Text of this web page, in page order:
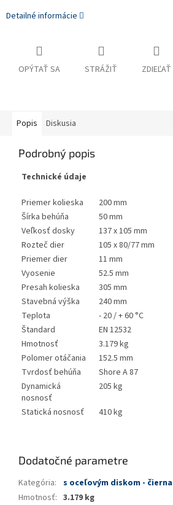
Detailné informácie
OPÝTAŤ SA STRÁŽIŤ ZDIEĽAŤ
Popis Diskusia
Podrobný popis
Technické údaje
Priemer kolieska
200 mm
Šírka behúňa
50 mm
Veľkosť dosky
137 x 105 mm
Rozteč dier
105 x 80/77 mm
Priemer dier
11 mm
Vyosenie
52.5 mm
Presah kolieska
305 mm
Stavebná výška
240 mm
Teplota
- 20 / + 60 °C
Štandard
EN 12532
Hmotnosť
3.179 kg
Polomer otáčania
152.5 mm
Tvrdosť behúňa
Shore A 87
Dynamická
nosnosť
205 kg
Statická nosnosť 410 kg
Dodatočné parametre
Kategória: s oceľovým diskom - čierna
Hmotnosť: 3.179 kg